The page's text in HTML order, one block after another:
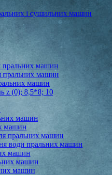
і сушильних машин
пральних машин
пральних машин
машин
z (0); 8,5*8; 10
машин
машин
пральних машин
води пральних машин
машин
машин
машин